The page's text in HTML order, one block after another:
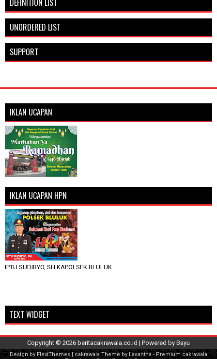
DEFINITION LIST
UNORDERED LIST
SUPPORT
IKLAN UCAPAN
IKLAN UCAPAN HPN
IPTU SUDIBYO, SH KAPOLSEK BLULUK
TEXT WIDGET
Copyright © 2026 beritacakrawala.co.id | Powered by Bayu
Design by FlexiThemes| cakrawala Theme by Lasantha- Premium cakrawala